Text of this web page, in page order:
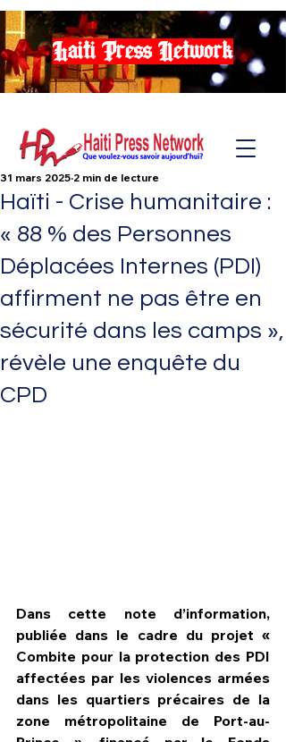
Haiti Press Network
HPN Live
Haïti - Crise humanitaire :
« 88 % des Personnes
Déplacées Internes (PDI)
affirment ne pas être en
sécurité dans les camps »,
révèle une enquête du
CPD
31 mars 2025 2 min de lecture
Dans cette note d’information,
publiée dans le cadre du projet «
Combite pour la protection des PDI
affectées par les violences armées
dans les quartiers précaires de la
zone métropolitaine de Port-au-